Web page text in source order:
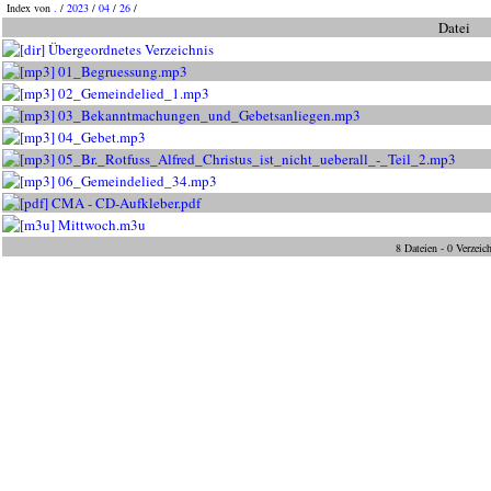
Index von . / 2023 / 04 / 26 /
Datei
Übergeordnetes Verzeichnis
01_Begruessung.mp3
02_Gemeindelied_1.mp3
03_Bekanntmachungen_und_Gebetsanliegen.mp3
04_Gebet.mp3
05_Br._Rotfuss_Alfred_Christus_ist_nicht_ueberall_-_Teil_2.mp3
06_Gemeindelied_34.mp3
CMA - CD-Aufkleber.pdf
Mittwoch.m3u
8 Dateien - 0